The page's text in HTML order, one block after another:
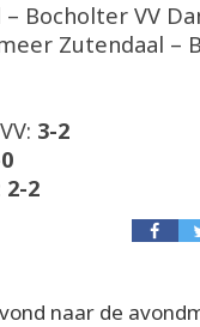
Bocholter VV
Zutendaal –
3-2
2-2
naar de